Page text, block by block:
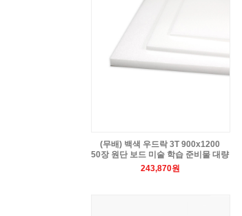
(무배) 백색 우드락 3T 900x1200
50장 원단 보드 미술 학습 준비물 대량
243,870원